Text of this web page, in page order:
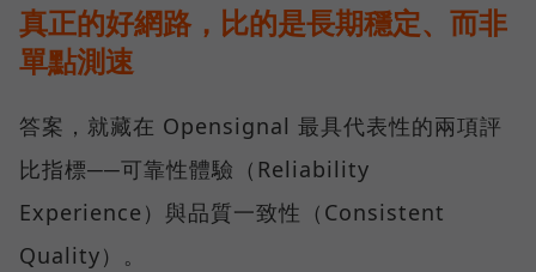
真正的好網路，比的是長期穩定、而非
單點測速
答案，就藏在 Opensignal 最具代表性的兩項評
比指標──可靠性體驗（Reliability
Experience）與品質一致性（Consistent
Quality）。